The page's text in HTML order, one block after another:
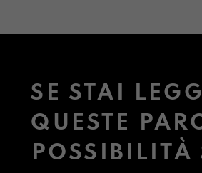
SE STAI
QUESTE
POSSIBILITÀ